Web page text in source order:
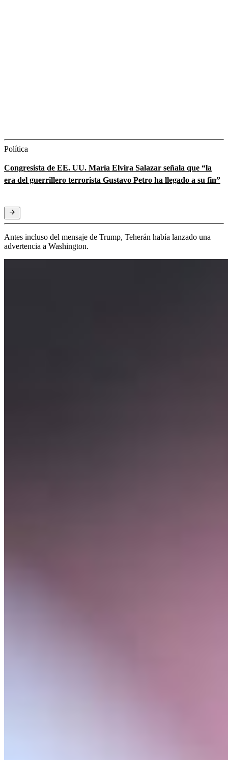
Política
Congresista de EE. UU. María Elvira Salazar señala que “la
era del guerrillero terrorista Gustavo Petro ha llegado a su fin”
Antes incluso del mensaje de Trump, Teherán había lanzado una
advertencia a Washington.